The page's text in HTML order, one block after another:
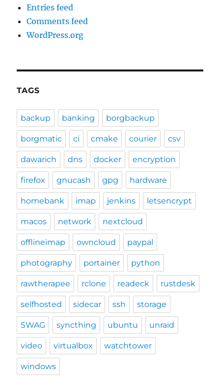
Entries feed
Comments feed
WordPress.org
TAGS
backup banking borgbackup
borgmatic ci cmake courier csv
dawarich dns docker encryption
firefox gnucash gpg hardware
homebank imap jenkins letsencrypt
macos network nextcloud
offlineimap owncloud paypal
photography portainer python
rawtherapee rclone readeck rustdesk
selfhosted sidecar ssh storage
SWAG syncthing ubuntu unraid
video virtualbox watchtower
windows